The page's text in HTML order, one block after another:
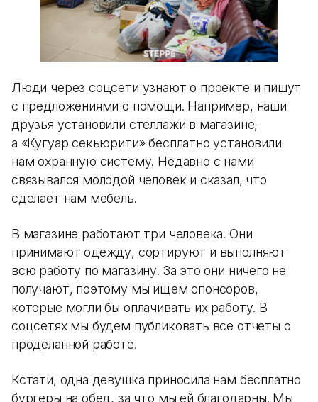
Люди через соцсети узнают о проекте и пишут
с предложениями о помощи. Например, наши
друзья установили стеллажи в магазине,
а «Кугуар секьюрити» бесплатно установили
нам охранную систему. Недавно с нами
связывался молодой человек и сказал, что
сделает нам мебель.
В магазине работают три человека. Они
принимают одежду, сортируют и выполняют
всю работу по магазину. За это они ничего не
получают, поэтому мы ищем спонсоров,
которые могли бы оплачивать их работу. В
соцсетях мы будем публиковать все отчеты о
проделанной работе.
Кстати, одна девушка приносила нам бесплатно
бургеры на обед, за что мы ей благодарны. Мы